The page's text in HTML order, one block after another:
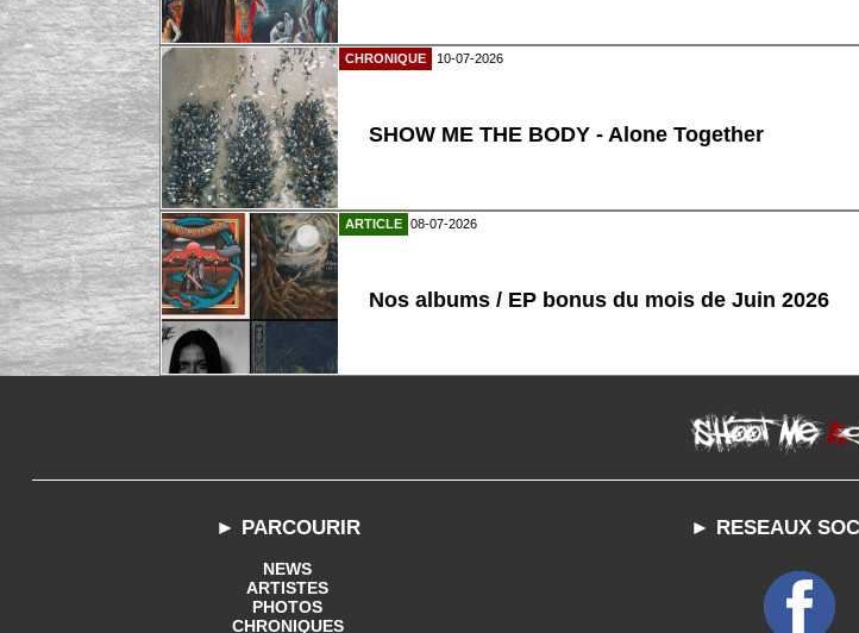
CHRONIQUE 10-07-2026
SHOW ME THE BODY - Alone Together
ARTICLE 08-07-2026
Nos albums / EP bonus du mois de Juin 2026
► PARCOURIR
NEWS
ARTISTES
PHOTOS
CHRONIQUES
► RESEAUX